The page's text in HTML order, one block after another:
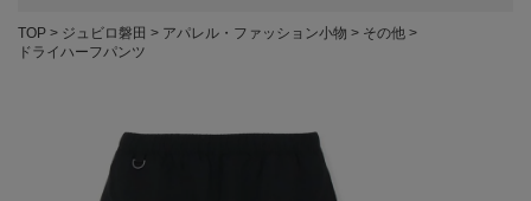
TOP ジュビロ磐田 アパレル・ファッション小物
その他
ドライハーフパンツ